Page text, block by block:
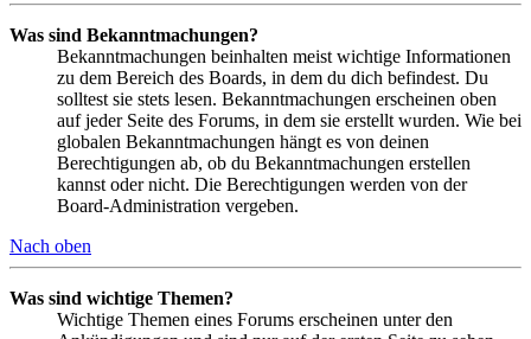
Was sind Bekanntmachungen?
Bekanntmachungen beinhalten meist wichtige Informationen
zu dem Bereich des Boards, in dem du dich befindest. Du
solltest sie stets lesen. Bekanntmachungen erscheinen oben
auf jeder Seite des Forums, in dem sie erstellt wurden. Wie bei
globalen Bekanntmachungen hängt es von deinen
Berechtigungen ab, ob du Bekanntmachungen erstellen
kannst oder nicht. Die Berechtigungen werden von der
Board-Administration vergeben.
Nach oben
Was sind wichtige Themen?
Wichtige Themen eines Forums erscheinen unter den